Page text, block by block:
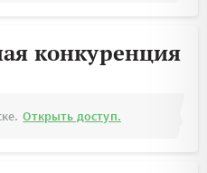
конкуренция
Открыть доступ.